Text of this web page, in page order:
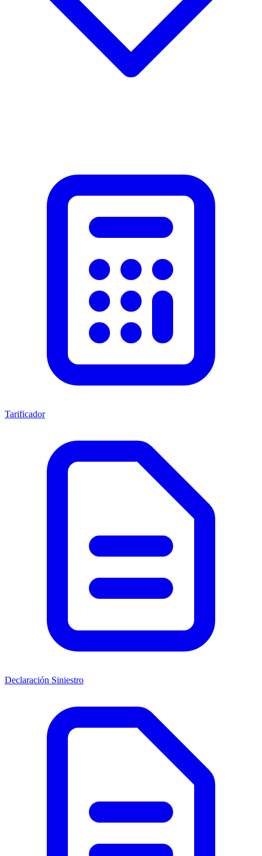
Tarificador
Declaración Siniestro